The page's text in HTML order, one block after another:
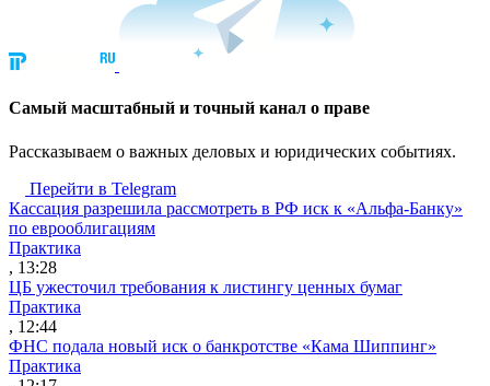
Cамый масштабный и точный канал о праве
Рассказываем о важных деловых и юридических событиях.
Перейти в Telegram
Кассация разрешила рассмотреть в РФ иск к «Альфа-Банку»
по еврооблигациям
Практика
, 13:28
ЦБ ужесточил требования к листингу ценных бумаг
Практика
, 12:44
ФНС подала новый иск о банкротстве «Кама Шиппинг»
Практика